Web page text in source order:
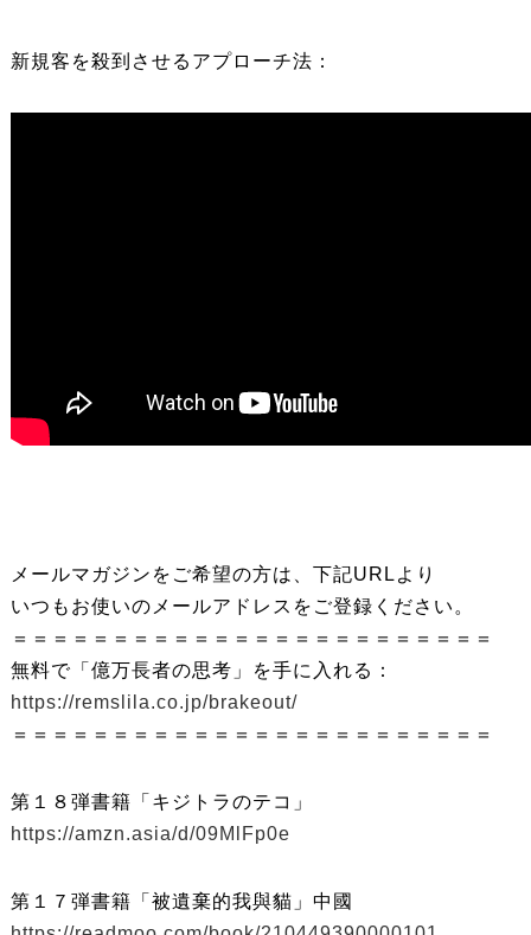
新規客を殺到させるアプローチ法：
メールマガジンをご希望の方は、下記URLより
いつもお使いのメールアドレスをご登録ください。
＝＝＝＝＝＝＝＝＝＝＝＝＝＝＝＝＝＝＝＝＝＝＝＝
無料で「億万長者の思考」を手に入れる：
https://remslila.co.jp/brakeout/
＝＝＝＝＝＝＝＝＝＝＝＝＝＝＝＝＝＝＝＝＝＝＝＝
第１８弾書籍「キジトラのテコ」
https://amzn.asia/d/09MlFp0e
第１７弾書籍「被遺棄的我與貓」中國